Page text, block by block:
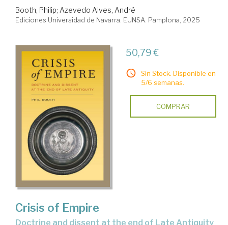
Booth, Philip; Azevedo Alves, André
Ediciones Universidad de Navarra. EUNSA. Pamplona, 2025
50,79 €
Sin Stock. Disponible en
5/6 semanas.
COMPRAR
Crisis of Empire
doctrine and dissent at the end of Late Antiquity